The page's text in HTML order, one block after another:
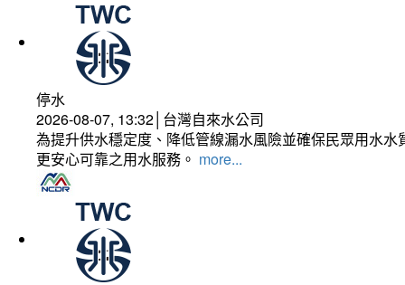
停水
2026-08-07, 13:32│台灣自來水公司
為提升供水穩定度、降低管線漏水風險並確保民眾用水
更安心可靠之用水服務。 more...